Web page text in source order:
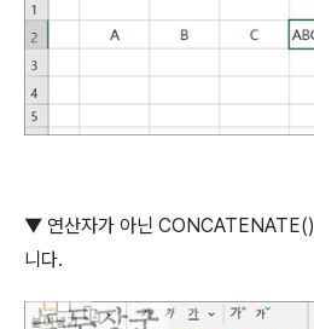
▼ 연산자가 아닌 CONCATENATE()
니다.